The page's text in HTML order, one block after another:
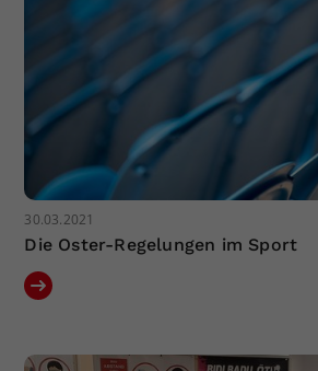
30.03.2021
Die Oster-Regelungen im Sport